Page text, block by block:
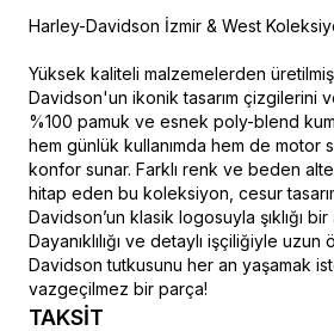
Harley-Davidson İzmir & West
Yüksek kaliteli malzemelerden
Davidson'un ikonik tasarım çizgilerini
%100 pamuk ve esnek poly-blend
hem günlük kullanımda hem de motor
konfor sunar. Farklı renk ve beden
hitap eden bu koleksiyon, cesur
Davidson’un klasik logosuyla şıklığı
Dayanıklılığı ve detaylı işçiliğiyle uzun
Davidson tutkusunu her an yaşamak
vazgeçilmez bir parça!
TAKSİT